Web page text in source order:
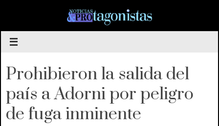
contenido
Prohibieron la salida del
país a Adorni por peligro
de fuga inminente